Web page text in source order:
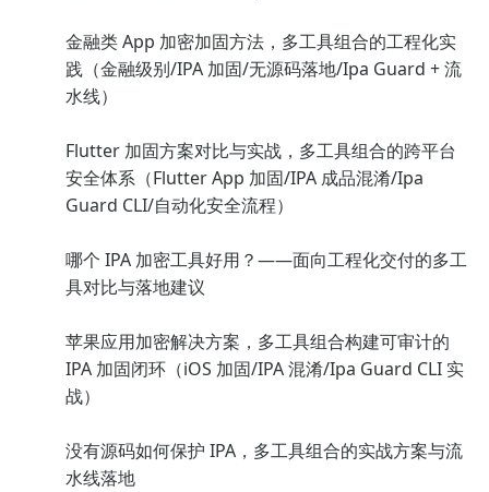
金融类 App 加密加固方法，多工具组合的工程化实
践（金融级别/IPA 加固/无源码落地/Ipa Guard + 流
水线）
Flutter 加固方案对比与实战，多工具组合的跨平台
安全体系（Flutter App 加固/IPA 成品混淆/Ipa
Guard CLI/自动化安全流程）
哪个 IPA 加密工具好用？——面向工程化交付的多工
具对比与落地建议
苹果应用加密解决方案，多工具组合构建可审计的
IPA 加固闭环（iOS 加固/IPA 混淆/Ipa Guard CLI 实
战）
没有源码如何保护 IPA，多工具组合的实战方案与流
水线落地